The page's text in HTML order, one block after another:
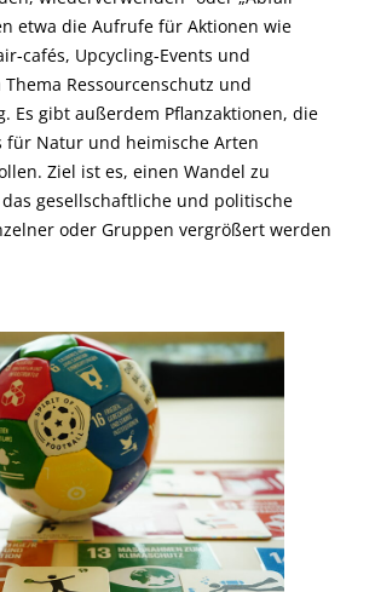
etwa die Aufrufe für Aktionen wie
cafés, Upcycling-Events und
Ressourcenschutz und
Es gibt außerdem Pflanzaktionen, die
für Natur und heimische Arten
Ziel ist es, einen Wandel zu
gesellschaftliche und politische
oder Gruppen vergrößert werden